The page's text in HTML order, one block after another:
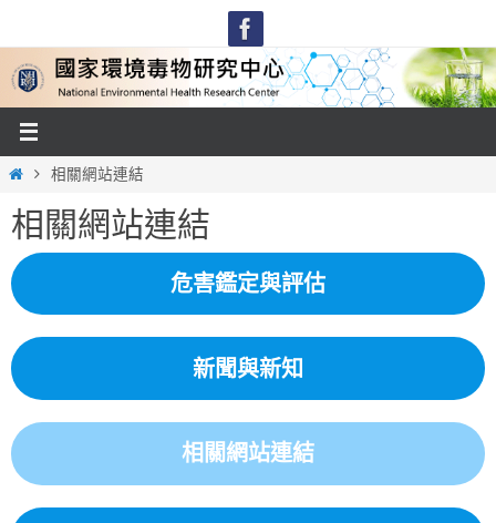
content
Home相關網站連結
相關網站連結
危害鑑定與評估
新聞與新知
相關網站連結